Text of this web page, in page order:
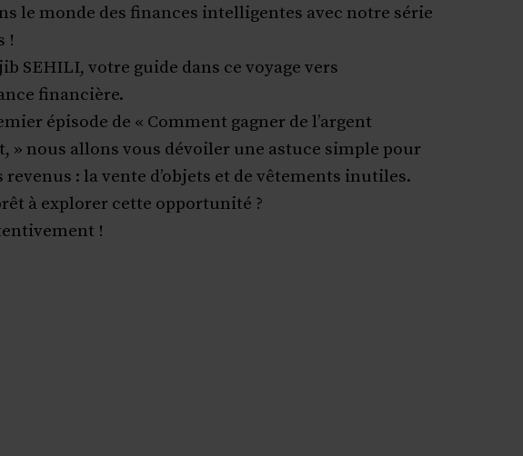
le monde des finances intelligentes avec notre série
!
SEHILI, votre guide dans ce voyage vers
financière.
épisode de « Comment gagner de l’argent
» nous allons vous dévoiler une astuce simple pour
revenus : la vente d’objets et de vêtements inutiles.
à explorer cette opportunité ?
!